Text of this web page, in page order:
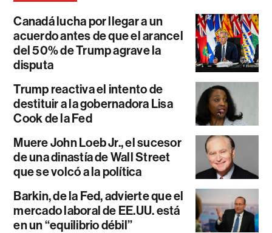
Canadá lucha por llegar a un
acuerdo antes de que el arancel
del 50% de Trump agrave la
disputa
Trump reactiva el intento de
destituir a la gobernadora Lisa
Cook de la Fed
Muere John Loeb Jr., el sucesor
de una dinastía de Wall Street
que se volcó a la política
Barkin, de la Fed, advierte que el
mercado laboral de EE.UU. está
en un “equilibrio débil”